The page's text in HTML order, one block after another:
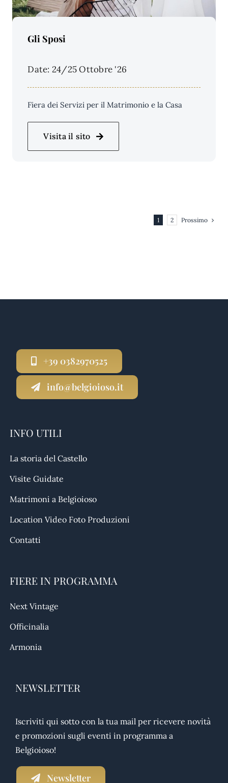
Gli Sposi
Date: 24/25 Ottobre '26
Fiera dei Servizi per il Matrimonio e la Casa
Visita il sito
1 2 Prossimo
+39 0382970525
info@belgioioso.it
INFO UTILI
La storia del Castello
Visite Guidate
Matrimoni a Belgioioso
Location Video Foto Produzioni
Contatti
FIERE IN PROGRAMMA
Next Vintage
Officinalia
Armonia
NEWSLETTER
Iscriviti qui sotto con la tua mail per ricevere novità
e promozioni sugli eventi in programma a
Belgioioso!
Newsletter